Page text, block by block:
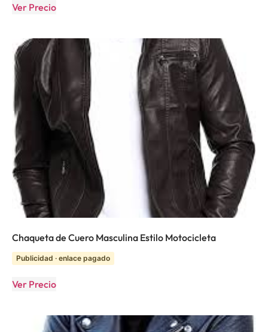
Ver Precio
Chaqueta de Cuero Masculina Estilo Motocicleta
Publicidad · enlace pagado
Ver Precio